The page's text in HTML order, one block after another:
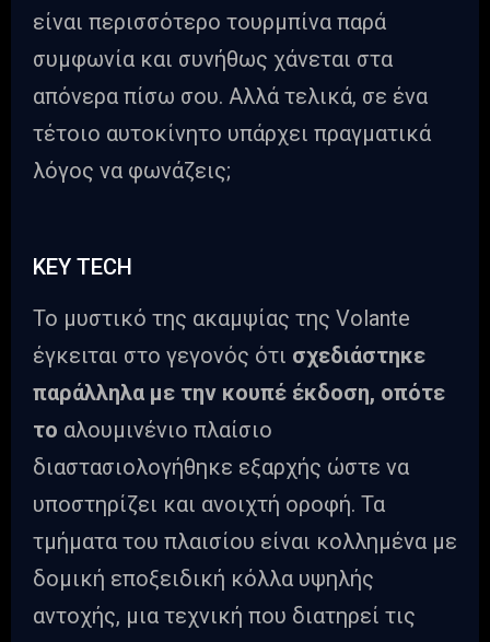
είναι περισσότερο τουρμπίνα παρά
συμφωνία και συνήθως χάνεται στα
απόνερα πίσω σου. Αλλά τελικά, σε ένα
τέτοιο αυτοκίνητο υπάρχει πραγματικά
λόγος να φωνάζεις;
ΚΕΥ ΤΕCH
To μυστικό της ακαμψίας της Volante
έγκειται στο γεγονός ότι σχεδιάστηκε
παράλληλα με την κουπέ έκδοση, οπότε
το αλουμινένιο πλαίσιο
διαστασιολογήθηκε εξαρχής ώστε να
υποστηρίζει και ανοιχτή οροφή. Τα
τμήματα του πλαισίου είναι κολλημένα με
δομική εποξειδική κόλλα υψηλής
αντοχής, μια τεχνική που διατηρεί τις